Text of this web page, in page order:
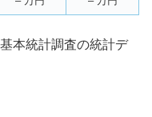
本統計調査の統計デ